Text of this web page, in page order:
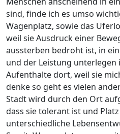
sind, finde ich es umso
Wagenplatz, sowie das
weil sie Ausdruck einer
aussterben bedroht ist, in
und der Leistung unterlegen
Aufenthalte dort, weil sie
denke so geht es vielen
Stadt wird durch den Ort
dass sie tolerant ist und
unterschiedliche